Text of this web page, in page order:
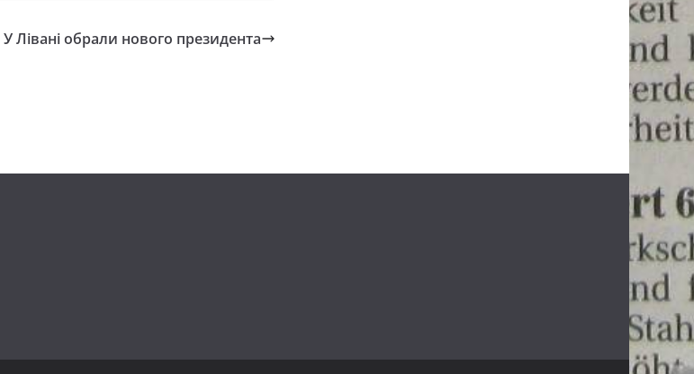
У Лівані обрали нового президента